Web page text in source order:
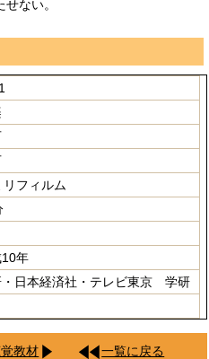
ない。
リフィルム
年
・日本経済社・テレビ東京 学研
教材 一覧に戻る